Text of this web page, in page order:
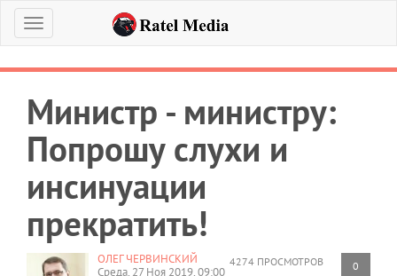
Меню
Министр - министру:
Попрошу слухи и
инсинуации
прекратить!
4274 ПРОСМОТРОВ 0
ОЛЕГ ЧЕРВИНСКИЙ
Среда, 27 Ноя 2019, 09:00